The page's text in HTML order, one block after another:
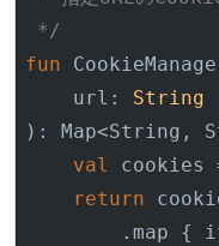
*/
fun
    url:
String
) : Map<String,
val
cookies
return
.map {